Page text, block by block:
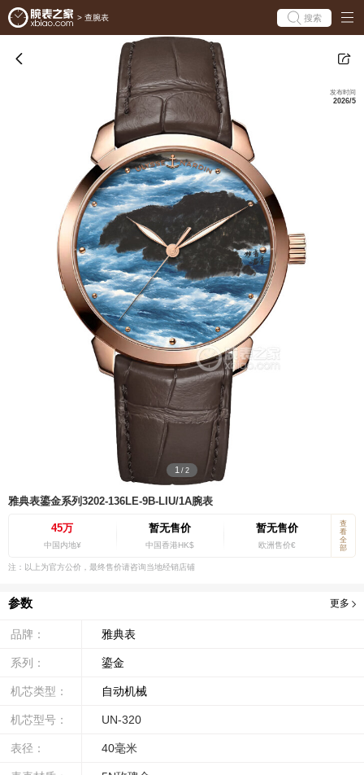
> 查腕表 搜索
1 / 2
发布时间
2026/5
雅典表鎏金系列3202-136LE-9B-LIU/1A腕表
45万
中国内地¥
暂无售价
中国香港HK$
暂无售价
欧洲售价€
查
看
全
部
注：以上为官方公价，最终售价请咨询当地经销店铺
参数 更多
品牌： 雅典表
系列： 鎏金
机芯类型： 自动机械
机芯型号： UN-320
表径： 40毫米